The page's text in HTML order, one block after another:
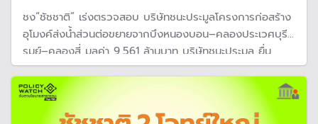
ชง“ชัชชาติ” เร่งตรวจสอบ บริษัทชนะประมูลโครงการก่อสร้าง
อุโมงค์ส่งน้ำส่วนต่อขยายจากบึงหนองบอน–คลองประเวศบุรี
รมย์–คลองสี่ มูลค่า 9,561 ล้านบาท บริษัทชนะประมูล ยื่น
คำร้องฟื้นฟูกิจการต่อศาลล้มละลายกลาง ทำให้เกิดข้อสงสัยยัง
คงมีคุณสมบัติครบถ้วนตามเงื่อนไขของ TOR หรือไม่